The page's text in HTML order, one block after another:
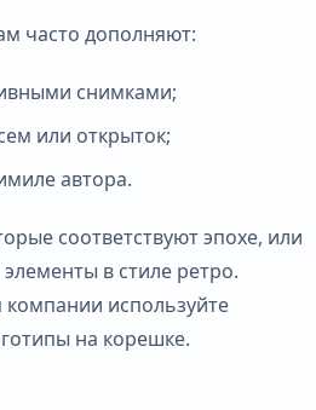
часто дополняют:
снимками;
или открыток;
автора.
соответствуют эпохе, или
в стиле ретро.
используйте
на корешке.